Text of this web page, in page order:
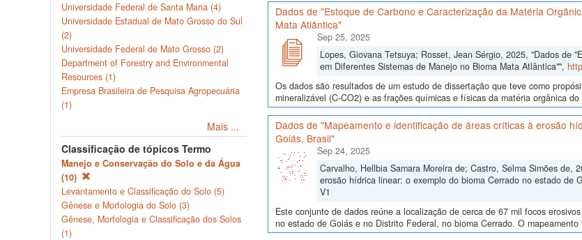
Universidade Federal de Santa Maria (4)
Universidade Estadual de Mato Grosso do Sul
(2)
Universidade Federal de Mato Grosso (2)
Department of Forestry and Environmental
Resources (1)
Empresa Brasileira de Pesquisa Agropecuária
(1)
Mais ...
Classificação de tópicos Termo
Manejo e Conservação do Solo e da Água
(10)
Levantamento e Classificação do Solo (5)
Gênese e Morfologia do Solo (3)
Gênese, Morfologia e Classificação dos Solos
(1)
Dados de "Estoque de Carbono e Caracterização da Matéria
Mata Atlântica"
Sep 25, 2025
Lopes, Giovana Tetsuya; Rosset, Jean Sérgio, 2025, "Dados de
em Diferentes Sistemas de Manejo no Bioma Mata Atlântica"",
Os dados são resultados de um estudo de dissertação que teve como
mineralizável (C-CO2) e as frações químicas e físicas da matéria orgânica
Dados de "Mapeamento e identificação de áreas críticas à erosão
Goiás, Brasil"
Sep 24, 2025
Carvalho, Hellbia Samara Moreira de; Castro, Selma Simões de,
erosão hídrica linear: o exemplo do bioma Cerrado no estado de
V1
Este conjunto de dados reúne a localização de cerca de 67 mil focos
no estado de Goiás e no Distrito Federal, no bioma Cerrado. O